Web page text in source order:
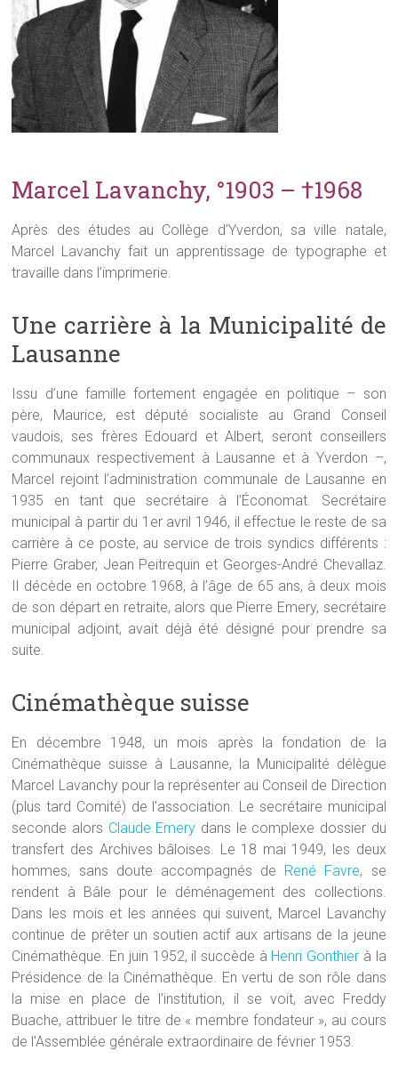
Marcel Lavanchy, °1903 – †1968
Après des études au Collège d’Yverdon, sa ville natale,
Marcel Lavanchy fait un apprentissage de typographe et
travaille dans l’imprimerie.
Une carrière à la Municipalité de
Lausanne
Issu d’une famille fortement engagée en politique – son
père, Maurice, est député socialiste au Grand Conseil
vaudois, ses frères Edouard et Albert, seront conseillers
communaux respectivement à Lausanne et à Yverdon –,
Marcel rejoint l’administration communale de Lausanne en
1935 en tant que secrétaire à l’Économat. Secrétaire
municipal à partir du 1er avril 1946, il effectue le reste de sa
carrière à ce poste, au service de trois syndics différents :
Pierre Graber, Jean Peitrequin et Georges-André Chevallaz.
Il décède en octobre 1968, à l’âge de 65 ans, à deux mois
de son départ en retraite, alors que Pierre Emery, secrétaire
municipal adjoint, avait déjà été désigné pour prendre sa
suite.
Cinémathèque suisse
En décembre 1948, un mois après la fondation de la
Cinémathèque suisse à Lausanne, la Municipalité délègue
Marcel Lavanchy pour la représenter au Conseil de Direction
(plus tard Comité) de l’association. Le secrétaire municipal
seconde alors Claude Emery dans le complexe dossier du
transfert des Archives bâloises. Le 18 mai 1949, les deux
hommes, sans doute accompagnés de René Favre, se
rendent à Bâle pour le déménagement des collections.
Dans les mois et les années qui suivent, Marcel Lavanchy
continue de prêter un soutien actif aux artisans de la jeune
Cinémathèque. En juin 1952, il succède à Henri Gonthier à la
Présidence de la Cinémathèque. En vertu de son rôle dans
la mise en place de l’institution, il se voit, avec Freddy
Buache, attribuer le titre de « membre fondateur », au cours
de l’Assemblée générale extraordinaire de février 1953.